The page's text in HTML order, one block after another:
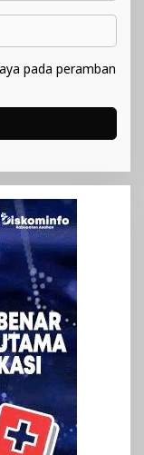
pada peramban